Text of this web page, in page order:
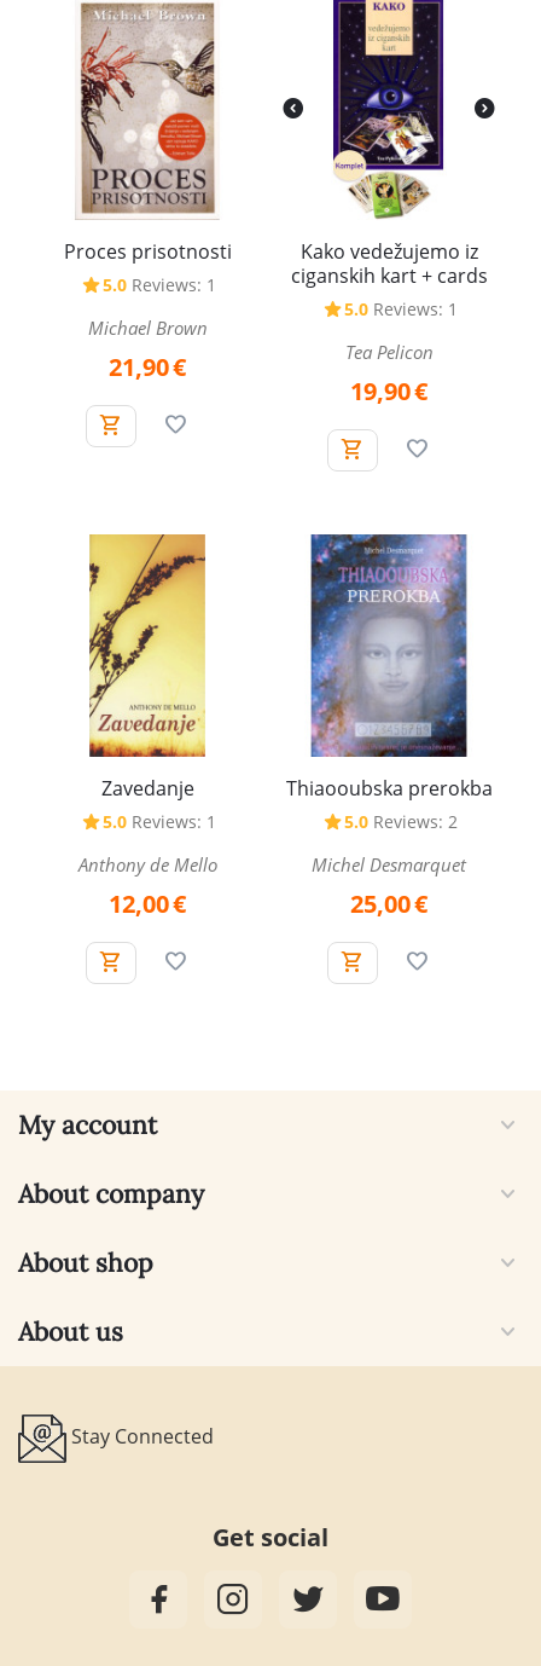
Proces prisotnosti
5.0 Reviews: 1
Michael Brown
21,90€
Kako vedežujemo iz
ciganskih kart + cards
5.0 Reviews: 1
Tea Pelicon
19,90€
Zavedanje
5.0 Reviews: 1
Anthony de Mello
12,00€
Thiaooubska prerokba
5.0 Reviews: 2
Michel Desmarquet
25,00€
My account
About company
About shop
About us
Stay Connected
Get social